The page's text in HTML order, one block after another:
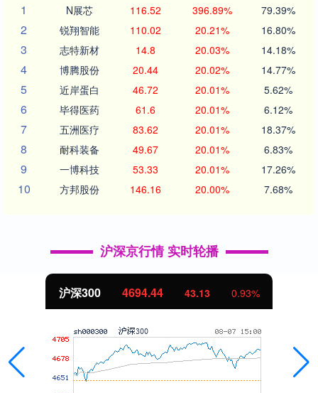
1
N展芯 116.52 396.89% 79.39%
2 锐翔智能 110.02 20.21% 16.80%
3 志特新材 14.8 20.03% 14.18%
4 博腾股份 20.44 20.02% 14.77%
5 近岸蛋白 46.72 20.01% 5.62%
6 毕得医药 61.6 20.01% 6.12%
7 五洲医疗 83.62 20.01% 18.37%
8 耐科装备 49.67 20.01% 6.83%
9 一博科技 53.33 20.01% 17.26%
10 方邦股份 146.16 20.00% 7.68%
沪深京行情 实时轮播
43.13 0.93% 北证50